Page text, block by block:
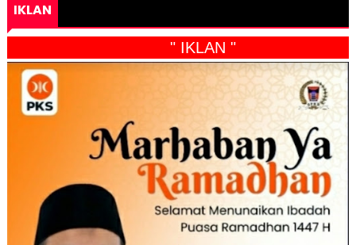
IKLAN
" IKLAN "